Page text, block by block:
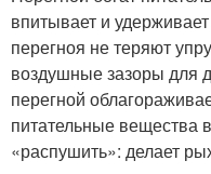
впитывает и
перегноя не теряют
воздушные зазоры для
перегной
питательные вещества
«распушить»: делает